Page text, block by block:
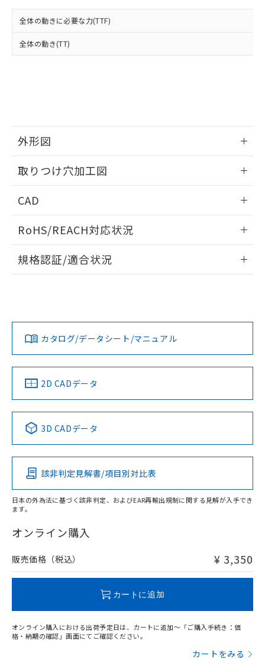
全体の動きに必要な力(TTF)
全体の動き(TT)
外形図
取りつけ穴加工図
CAD
ドすることができます。
ログイン/会員登録
ダウンロードデータをご利用いただく前に、以下を必ずお読
みください。
ソフトウェアの使用条件
RoHS/REACH対応状況
EU RoHS 注意事項・凡例
対応済み
中国 RoHS 注意事項・凡例
Pb Hg Cd Cr(VI)
O
在庫等で未対応品が混在する可能性があります。
問い合わせください。
規格認証/適合状況
カタログ/データシート/マニュアル
2D CADデータ
3D CADデータ
該非判定見解書/項目別対比表
日本の外為法に基づく該非判定、およびEAR再輸出規制に関する見解が入手でき
ます。
オンライン購入
販売価格（税込） ¥ 3,350
カートに追加
オンライン購入における出荷予定日は、カートに追加～「ご購入手続き：価
格・納期の確認」画面にてご確認ください。
カートをみる
ものではありません。
また、RoHS指令のフタル酸エステル類４
荷製品に未対応品が混在することから備考